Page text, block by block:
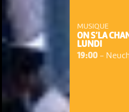
MUSIQUE
ON S’LA
LUNDI
19:00-